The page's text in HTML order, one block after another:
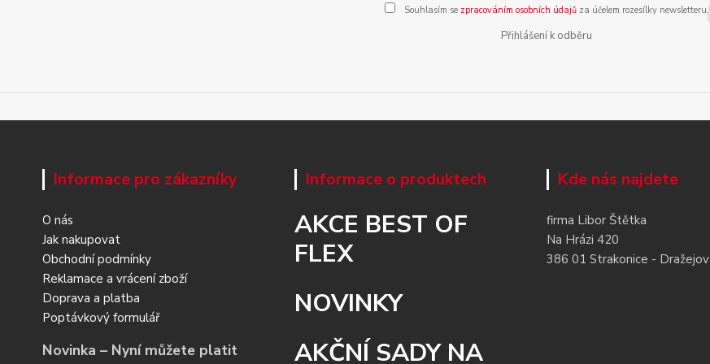
Souhlasím se zpracováním osobních údajůza účelem rozesílky newsletteru.
Přihlášení k odběru
Informace pro zákazníky
O nás
Jak nakupovat
Obchodní podmínky
Reklamace a vrácení zboží
Doprava a platba
Poptávkový formulář
Novinka – Nyní můžete platit
Informace o produktech
AKCE BEST OF
FLEX
NOVINKY
AKČNÍ SADY NA
Kde nás najdete
firma Libor Štětka
Na Hrázi 420
386 01 Strakonice - Dražejov